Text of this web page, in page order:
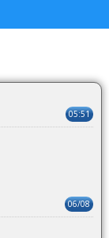
05:51
06/08